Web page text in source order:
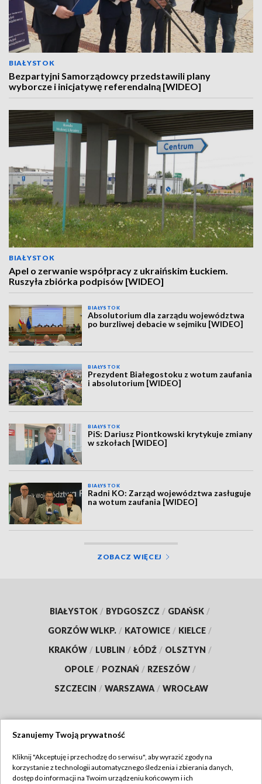
BIAŁYSTOK
Bezpartyjni Samorządowcy przedstawili plany
wyborcze i inicjatywę referendalną [WIDEO]
BIAŁYSTOK
Apel o zerwanie współpracy z ukraińskim Łuckiem.
Ruszyła zbiórka podpisów [WIDEO]
BIAŁYSTOK
Absolutorium dla zarządu województwa
po burzliwej debacie w sejmiku [WIDEO]
BIAŁYSTOK
Prezydent Białegostoku z wotum zaufania
i absolutorium [WIDEO]
BIAŁYSTOK
PiS: Dariusz Piontkowski krytykuje zmiany
w szkołach [WIDEO]
BIAŁYSTOK
Radni KO: Zarząd województwa zasługuje
na wotum zaufania [WIDEO]
ZOBACZ WIĘCEJ
BIAŁYSTOK / BYDGOSZCZ / GDAŃSK /
GORZÓW WLKP. / KATOWICE / KIELCE /
KRAKÓW / LUBLIN / ŁÓDŹ / OLSZTYN /
OPOLE / POZNAŃ / RZESZÓW /
SZCZECIN / WARSZAWA / WROCŁAW
TVP
Szanujemy Twoją prywatność
Kliknij "Akceptuję i przechodzę do serwisu", aby wyrazić zgody na
korzystanie z technologii automatycznego śledzenia i zbierania danych,
dostęp do informacji na Twoim urządzeniu końcowym i ich